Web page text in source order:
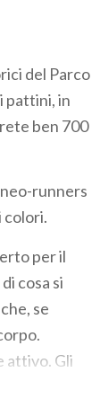
del Parco
pattini, in
ben 700
runners
colori.
per il
cosa si
se
attivo. Gli